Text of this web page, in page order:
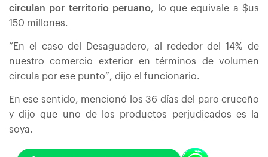
circulan por territorio peruano, lo que equivale a $us
150 millones.
“En el caso del Desaguadero, al rededor del 14% de
nuestro comercio exterior en términos de volumen
circula por ese punto”, dijo el funcionario.
En ese sentido, mencionó los 36 días del paro cruceño
y dijo que uno de los productos perjudicados es la
soya.